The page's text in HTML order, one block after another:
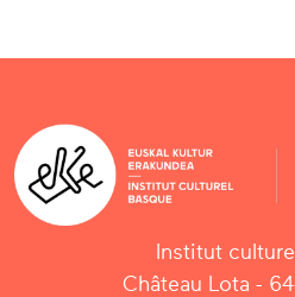
Institut
Château Lota -